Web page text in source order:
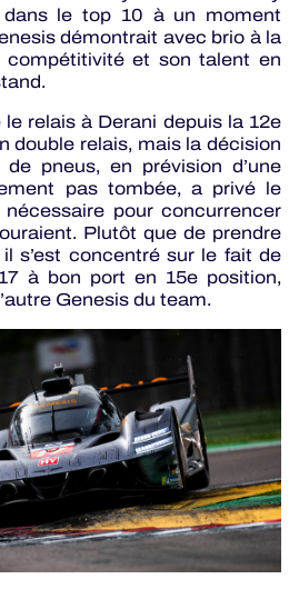
le top 10 à un moment
démontrait avec brio à la
et son talent en
relais à Derani depuis la 12e
double relais, mais la décision
pneus, en prévision d’une
pas tombée, a privé le
pour concurrencer
Plutôt que de prendre
s’est concentré sur le fait de
à bon port en 15e position,
Genesis du team.